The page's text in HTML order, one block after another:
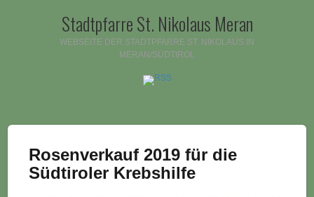
Stadtpfarre St. Nikolaus Meran
WEBSEITE DER STADTPFARRE ST. NIKOLAUS IN
MERAN/SÜDTIROL
Rosenverkauf 2019 für die
Südtiroler Krebshilfe